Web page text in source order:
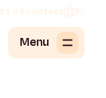
68Contact Fr
Menu